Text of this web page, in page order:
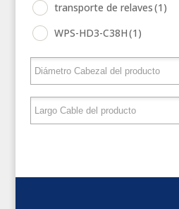
transporte de relaves(1)
WPS-HD3-C38H(1)